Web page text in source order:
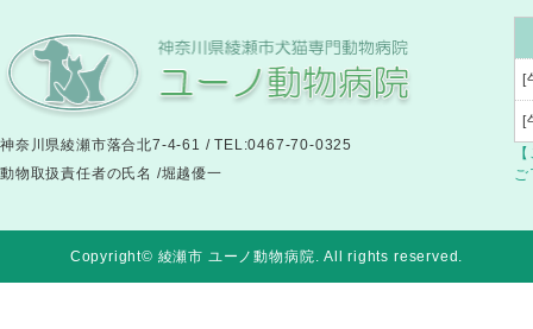
神奈川県綾瀬市落合北7-4-61 / TEL:0467-70-0325
動物取扱責任者の氏名 /堀越優一
[
[
ご
Copyright© 綾瀬市 ユーノ動物病院. All rights reserved.